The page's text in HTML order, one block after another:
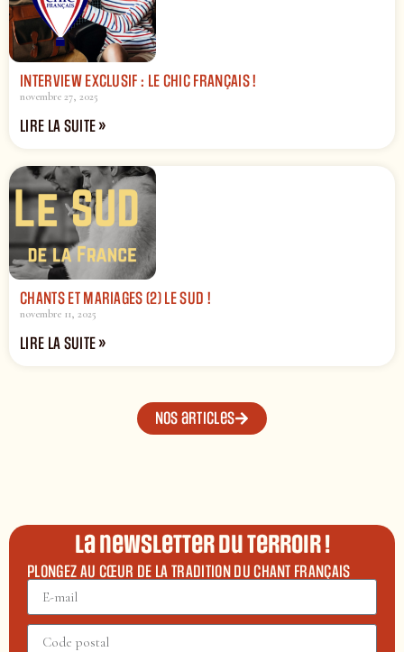
INTERVIEW EXCLUSIF : LE CHIC FRANÇAIS !
novembre 27, 2025
LIRE LA SUITE »
CHANTS ET MARIAGES (2) LE SUD !
novembre 11, 2025
LIRE LA SUITE »
Nos articles
La newsletter du terroir !
PLONGEZ AU CŒUR DE LA TRADITION DU CHANT FRANÇAIS